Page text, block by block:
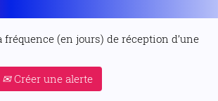
fréquence (en jours) de réception d’une
Créer une alerte